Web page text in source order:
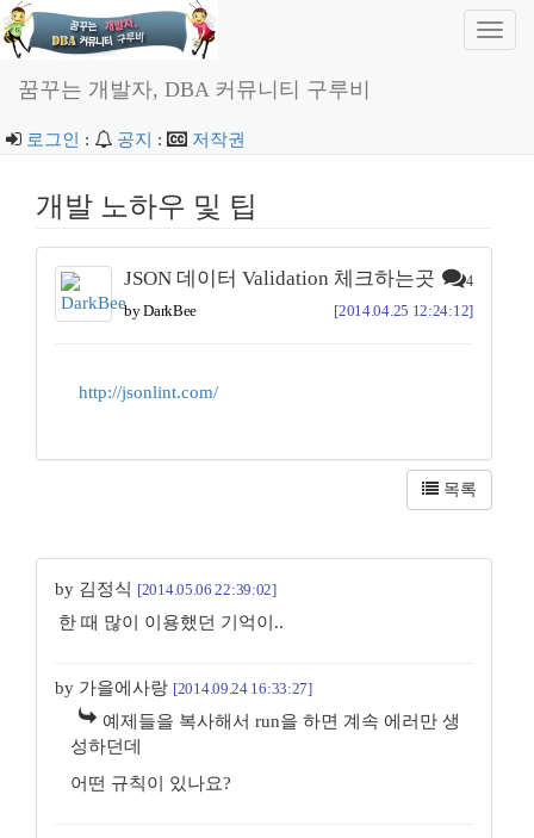
꿈꾸는 개발자, DBA 커뮤니티 구루비
로그인 : 공지 : 저작권
개발 노하우 및 팁
JSON 데이터 Validation 체크하는곳 4
by DarkBee [2014.04.25 12:24:12]
http://jsonlint.com/
목록
by 김정식 [2014.05.06 22:39:02]
한 때 많이 이용했던 기억이..
by 가을에사랑 [2014.09.24 16:33:27]
예제들을 복사해서 run을 하면 계속 에러만 생
성하던데
어떤 규칙이 있나요?